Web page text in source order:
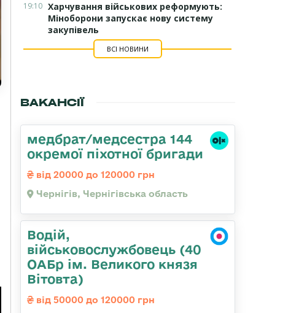
19:10 Харчування військових реформують:
Міноборони запускає нову систему
закупівель
ВСІ НОВИНИ
ВАКАНСІЇ
медбрат/медсестра 144
окремої піхотної бригади
від 20000 до 120000 грн
Чернігів, Чернігівська область
Водій,
військовослужбовець (40
ОАБр ім. Великого князя
Вітовта)
від 50000 до 120000 грн